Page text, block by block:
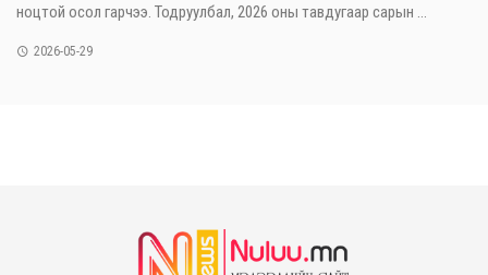
ноцтой осол гарчээ. Тодруулбал, 2026 оны тавдугаар сарын ...
2026-05-29